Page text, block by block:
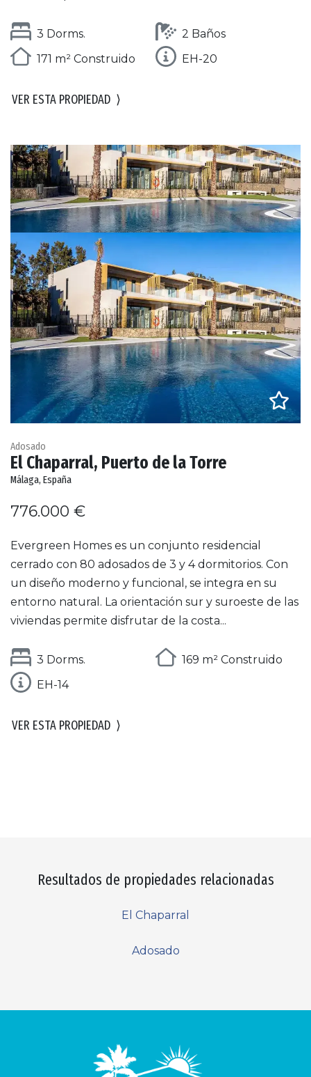
3 Dorms.
2 Baños
171 m² Construido
EH-20
VER ESTA PROPIEDAD ⟩
Adosado
El Chaparral, Puerto de la Torre
Málaga, España
776.000 €
Evergreen Homes es un conjunto residencial
cerrado con 80 adosados de 3 y 4 dormitorios. Con
un diseño moderno y funcional, se integra en su
entorno natural. La orientación sur y suroeste de las
viviendas permite disfrutar de la costa...
3 Dorms.
169 m² Construido
EH-14
VER ESTA PROPIEDAD ⟩
Resultados de propiedades relacionadas
El Chaparral
Adosado